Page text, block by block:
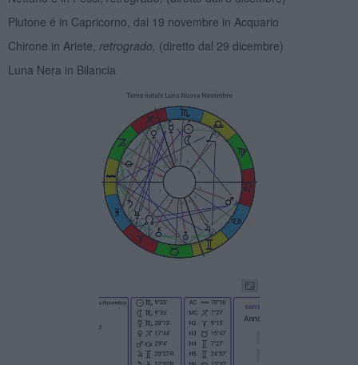
Plutone é in Capricorno, dal 19 novembre in Acquario
Chirone in Ariete, retrogrado, (diretto dal 29 dicembre)
Luna Nera in Bilancia